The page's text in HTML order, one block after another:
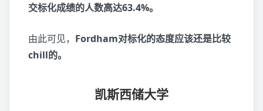
交标化成绩的人数高达63.4%。
由此可见， Fordham对标化的态度应该还是比较
chill的。
凯斯西储大学